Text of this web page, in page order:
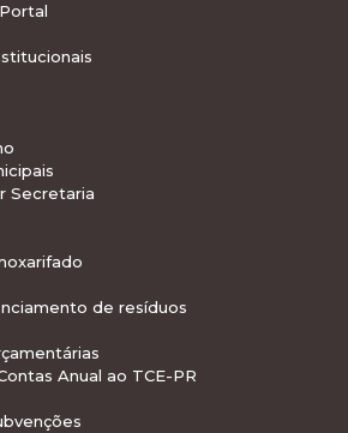
Secretaria
de resíduos
Anual ao TCE-PR